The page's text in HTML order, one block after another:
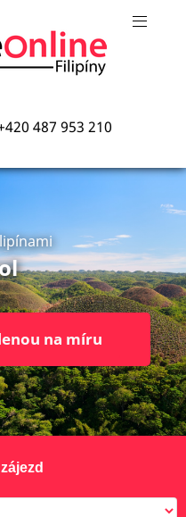
487 953 210